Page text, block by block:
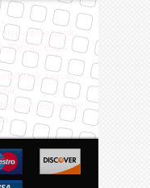
- Notebook
Parça Servis
servisi,
eskişehir